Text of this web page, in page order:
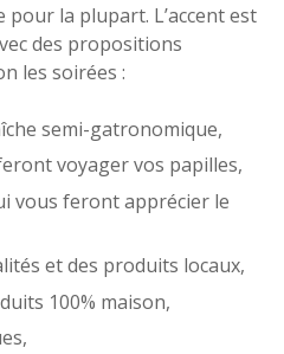
la plupart. L’accent est
des propositions
les soirées :
semi-gatronomique,
voyager vos papilles,
vous feront apprécier le
et des produits locaux,
100% maison,